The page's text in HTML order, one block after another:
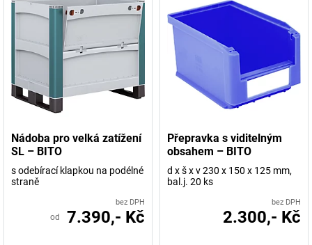
Nádoba pro velká zatížení
SL – BITO
s odebírací klapkou na podélné
straně
bez DPH
od 7.390,- Kč
Přepravka s viditelným
obsahem – BITO
d x š x v 230 x 150 x 125 mm,
bal.j. 20 ks
bez DPH
2.300,- Kč